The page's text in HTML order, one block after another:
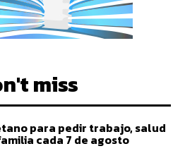
miss
para pedir trabajo, salud
cada 7 de agosto